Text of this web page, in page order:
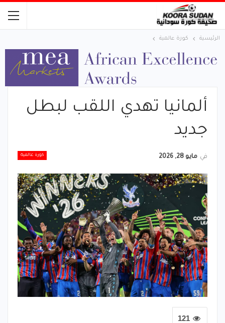
الرئيسية كورة عالمية
ألمانيا تهدي اللقب لبطل
جديد
كورة عالمية في مايو 28, 2026
121